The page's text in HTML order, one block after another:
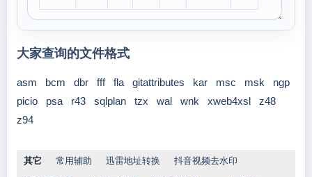
大家查询的文件格式
asm bcm dbr fff fla gitattributes kar msc msk
ngp
picio
psa r43 sqlplan tzx wal wnk xweb4xsl
z48
z94
其它 常用辅助 迅雷地址转换 抖音视频去水印